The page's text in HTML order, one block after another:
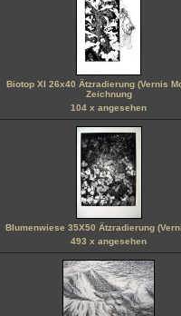
Biotop XI 26x40 Ätzradierung (Vernis
Zeichnung
104 x angesehen
Blumenwiese 35X50 Ätzradierung
493 x angesehen